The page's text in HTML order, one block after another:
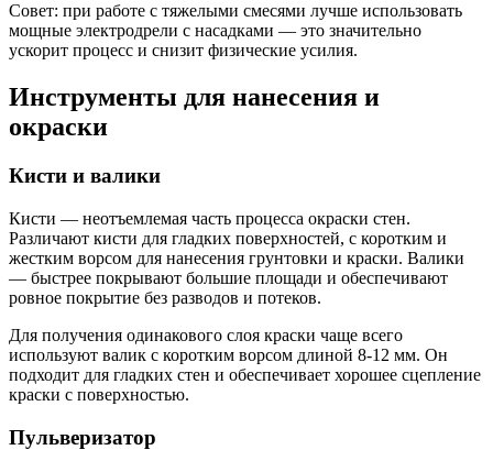
Совет: при работе с тяжелыми смесями лучше использовать
мощные электродрели с насадками — это значительно
ускорит процесс и снизит физические усилия.
Инструменты для нанесения и
окраски
Кисти и валики
Кисти — неотъемлемая часть процесса окраски стен.
Различают кисти для гладких поверхностей, с коротким и
жестким ворсом для нанесения грунтовки и краски. Валики
— быстрее покрывают большие площади и обеспечивают
ровное покрытие без разводов и потеков.
Для получения одинакового слоя краски чаще всего
используют валик с коротким ворсом длиной 8-12 мм. Он
подходит для гладких стен и обеспечивает хорошее сцепление
краски с поверхностью.
Пульверизатор